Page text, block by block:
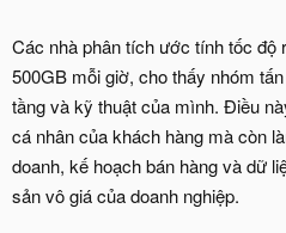
Các nhà phân tích ước tính tốc độ
500GB mỗi giờ, cho thấy nhóm
tầng và kỹ thuật của mình. Điều
cá nhân của khách hàng mà còn
doanh, kế hoạch bán hàng và dữ
sản vô giá của doanh nghiệp.